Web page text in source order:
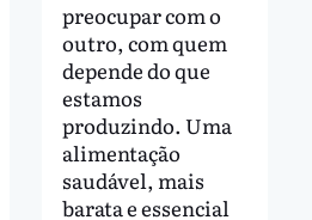
preocupar com o
outro, com quem
depende do que
estamos
produzindo. Uma
alimentação
saudável, mais
barata e essencial